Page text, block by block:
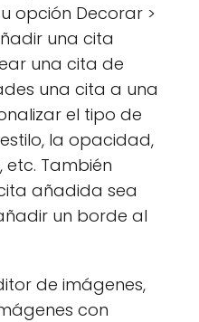
opción Decorar >
una cita
una cita de
una cita a una
el tipo de
la opacidad,
etc. También
añadida sea
un borde al
de imágenes,
con